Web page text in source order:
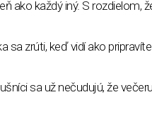
ako každý iný. S rozdielom,
sa zrúti, keď vidí ako
sa už nečudujú, že